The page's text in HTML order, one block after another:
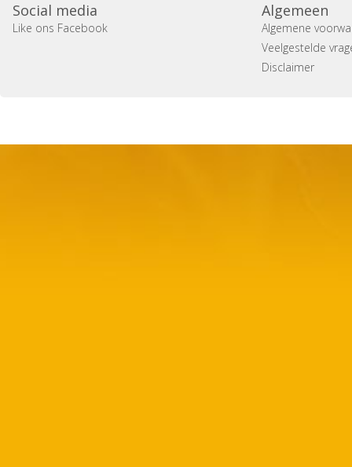
Social media
Like ons Facebook
Algemeen
Algemene
Veelgestelde
Disclaimer